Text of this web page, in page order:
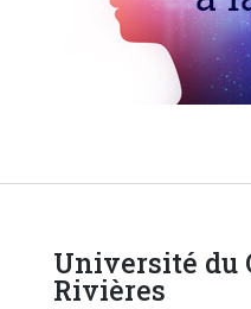
Université du
Rivières